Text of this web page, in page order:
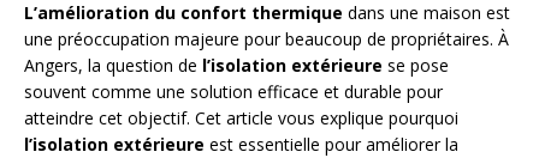
L’amélioration du confort thermique dans une maison est
une préoccupation majeure pour beaucoup de propriétaires. À
Angers, la question de l’isolation extérieure se pose
souvent comme une solution efficace et durable pour
atteindre cet objectif. Cet article vous explique pourquoi
l’isolation extérieure est essentielle pour améliorer la